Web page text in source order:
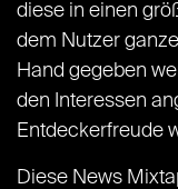
diese in einen
dem Nutzer
Hand gegeben
den Interessen
Entdeckerfreude
Diese News